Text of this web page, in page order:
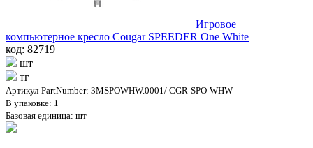
Игровое
компьютерное кресло Cougar SPEEDER One White
код: 82719
шт
тг
Артикул-PartNumber: 3MSPOWHW.0001/ CGR-SPO-WHW
В упаковке: 1
Базовая единица: шт